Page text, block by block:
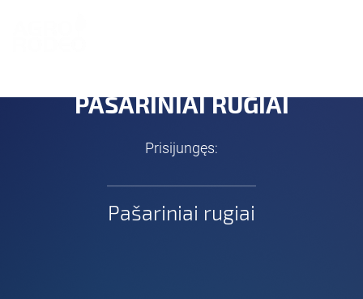
PAŠARINIAI RUGIAI
Prisijungęs:
Pašariniai rugiai